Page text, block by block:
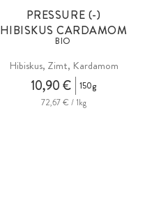
PRESSURE (-)
HIBISKUS CARDAMOM
BIO
Hibiskus, Zimt, Kardamom
10,90 €
150g
72,67 € / 1kg